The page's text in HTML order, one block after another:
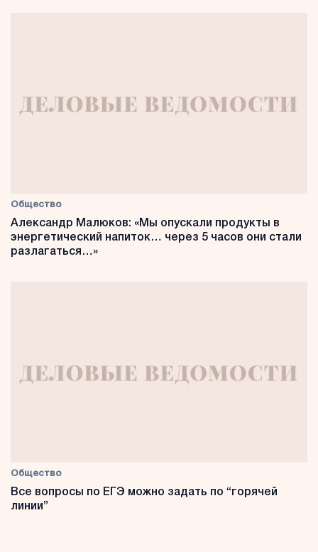
Общество
Александр Малюков: «Мы опускали продукты в
энергетический напиток… через 5 часов они стали
разлагаться…»
Общество
Все вопросы по ЕГЭ можно задать по “горячей
линии”